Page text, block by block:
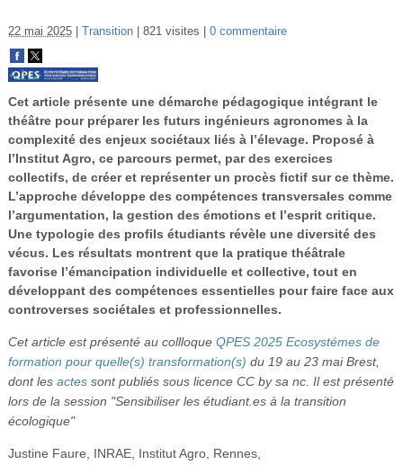
S’inscrire
22 mai 2025 Transition 821 visites 0 commentaire
Cet article présente une démarche pédagogique intégrant le
théâtre pour préparer les futurs ingénieurs agronomes à la
complexité des enjeux sociétaux liés à l’élevage. Proposé à
l’Institut Agro, ce parcours permet, par des exercices
collectifs, de créer et représenter un procès fictif sur ce thème.
L’approche développe des compétences transversales comme
l’argumentation, la gestion des émotions et l’esprit critique.
Une typologie des profils étudiants révèle une diversité des
vécus. Les résultats montrent que la pratique théâtrale
favorise l’émancipation individuelle et collective, tout en
développant des compétences essentielles pour faire face aux
controverses sociétales et professionnelles.
Cet article est présenté au collloque QPES 2025 Ecosystémes de
formation pour quelle(s) transformation(s) du 19 au 23 mai Brest,
dont les actessont publiés sous licence CC by sa nc. Il est présenté
lors de la session "Sensibiliser les étudiant.es à la transition
écologique"
Justine Faure, INRAE, Institut Agro, Rennes,